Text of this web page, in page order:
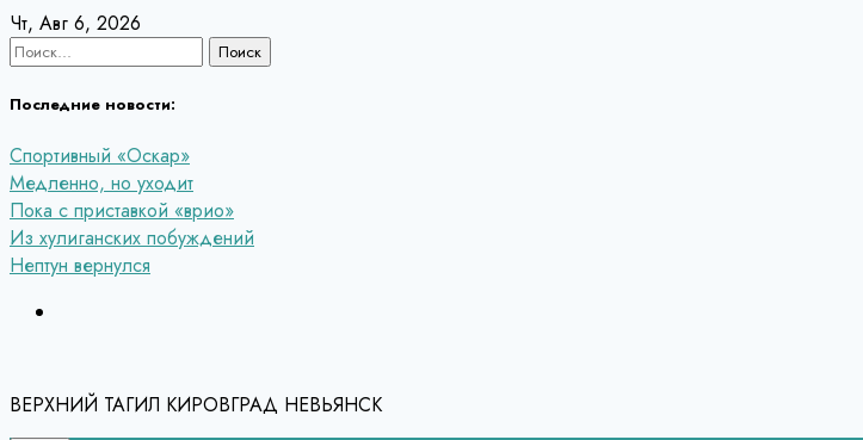
Перейти
к
Чт, Авг 6, 2026
Найти:
Последние новости:
Спортивный «Оскар»
Медленно, но уходит
Пока с приставкой «врио»
Из хулиганских побуждений
Нептун вернулся
ВЕРХНИЙ ТАГИЛ КИРОВГРАД НЕВЬЯНСК